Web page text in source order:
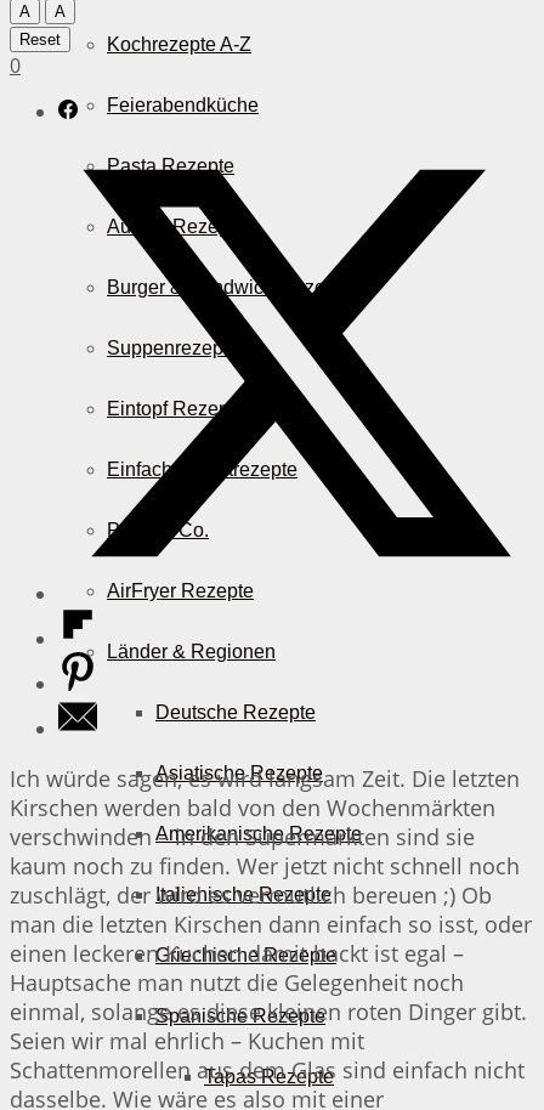
Kochrezepte A-Z
Feierabendküche
Pasta Rezepte
Auflauf Rezepte
Burger & Sandwich Rezepte
Suppenrezepte
Eintopf Rezepte
Einfache Salatrezepte
Pizza & Co.
AirFryer Rezepte
Länder & Regionen
Deutsche Rezepte
Asiatische Rezepte
Amerikanische Rezepte
Italienische Rezepte
Griechische Rezepte
Spanische Rezepte
Tapas Rezepte
A
A
Reset
0
Ich würde sagen, es wird langsam Zeit. Die letzten
Kirschen werden bald von den Wochenmärkten
verschwinden – in den Supermärkten sind sie
kaum noch zu finden. Wer jetzt nicht schnell noch
zuschlägt, der wird es vermutlich bereuen ;) Ob
man die letzten Kirschen dann einfach so isst, oder
einen leckeren Kuchen damit backt ist egal –
Hauptsache man nutzt die Gelegenheit noch
einmal, solange es diese kleinen roten Dinger gibt.
Seien wir mal ehrlich – Kuchen mit
Schattenmorellen aus dem Glas sind einfach nicht
dasselbe. Wie wäre es also mit einer